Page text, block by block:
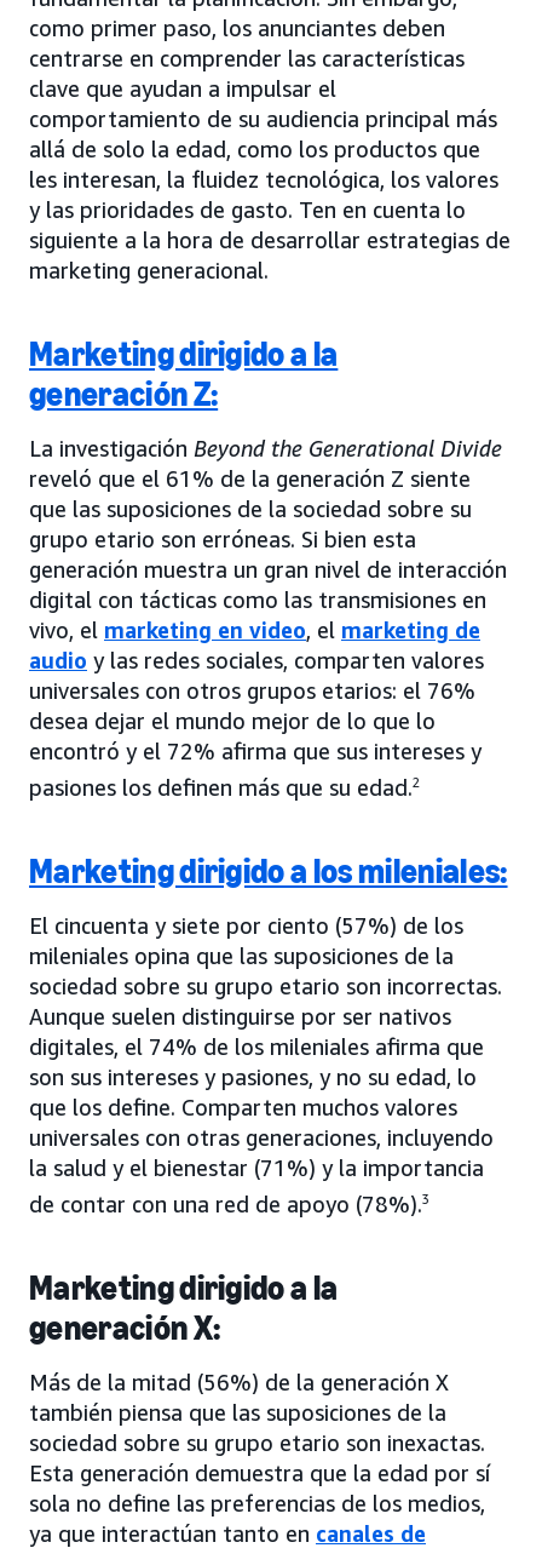
como primer paso, los anunciantes deben
centrarse en comprender las características
clave que ayudan a impulsar el
comportamiento de su audiencia principal más
allá de solo la edad, como los productos que
les interesan, la fluidez tecnológica, los valores
y las prioridades de gasto. Ten en cuenta lo
siguiente a la hora de desarrollar estrategias de
marketing generacional.
Marketing dirigido a la
generación Z:
La investigación Beyond the Generational Divide
reveló que el 61% de la generación Z siente
que las suposiciones de la sociedad sobre su
grupo etario son erróneas. Si bien esta
generación muestra un gran nivel de interacción
digital con tácticas como las transmisiones en
vivo, el marketing en video, el marketing de
audio y las redes sociales, comparten valores
universales con otros grupos etarios: el 76%
desea dejar el mundo mejor de lo que lo
encontró y el 72% afirma que sus intereses y
pasiones los definen más que su edad.2
Marketing dirigido a los mileniales:
El cincuenta y siete por ciento (57%) de los
mileniales opina que las suposiciones de la
sociedad sobre su grupo etario son incorrectas.
Aunque suelen distinguirse por ser nativos
digitales, el 74% de los mileniales afirma que
son sus intereses y pasiones, y no su edad, lo
que los define. Comparten muchos valores
universales con otras generaciones, incluyendo
la salud y el bienestar (71%) y la importancia
de contar con una red de apoyo (78%).3
Marketing dirigido a la
generación X:
Más de la mitad (56%) de la generación X
también piensa que las suposiciones de la
sociedad sobre su grupo etario son inexactas.
Esta generación demuestra que la edad por sí
sola no define las preferencias de los medios,
ya que interactúan tanto en canales de